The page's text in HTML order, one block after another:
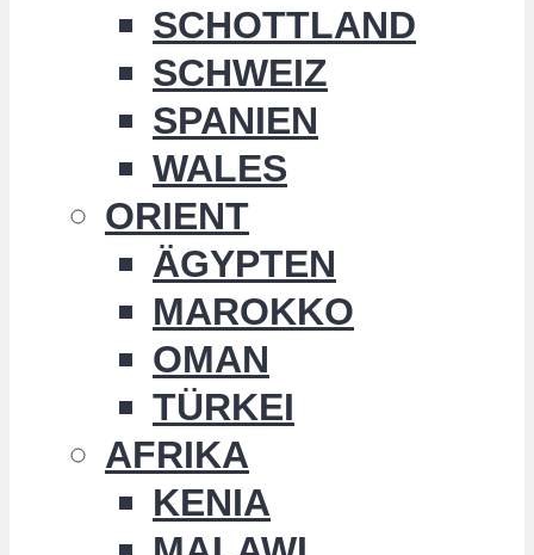
SCHOTTLAND
SCHWEIZ
SPANIEN
WALES
ORIENT
ÄGYPTEN
MAROKKO
OMAN
TÜRKEI
AFRIKA
KENIA